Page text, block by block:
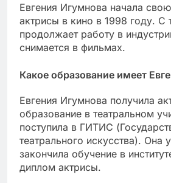
Евгения Игумнова начала
актрисы в кино в 1998 году. С
продолжает работу в
снимается в фильмах.
Какое образование имеет
Евгения Игумнова получила
образование в театральном
поступила в ГИТИС
театрального искусства). Она
закончила обучение в
диплом актрисы.